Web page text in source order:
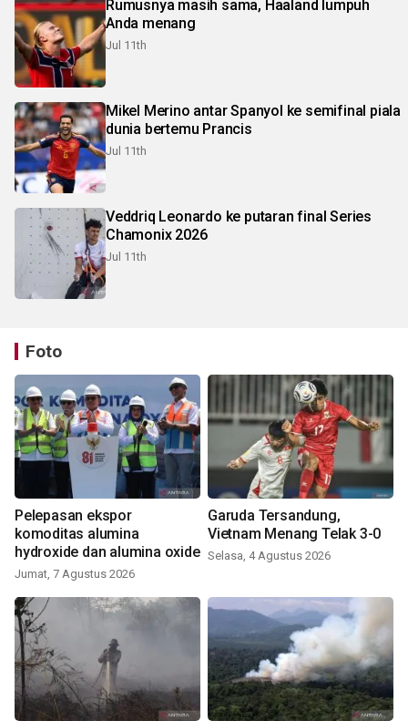
Rumusnya masih sama, Haaland lumpuh
Anda menang
Jul 11th
Mikel Merino antar Spanyol ke semifinal piala
dunia bertemu Prancis
Jul 11th
Veddriq Leonardo ke putaran final Series
Chamonix 2026
Jul 11th
Foto
Pelepasan ekspor
komoditas alumina
hydroxide dan alumina oxide
Jumat, 7 Agustus 2026
Garuda Tersandung,
Vietnam Menang Telak 3-0
Selasa, 4 Agustus 2026